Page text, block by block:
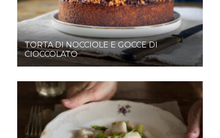
TORTA DI NOCCIOLE E GOCCE DI
CIOCCOLATO